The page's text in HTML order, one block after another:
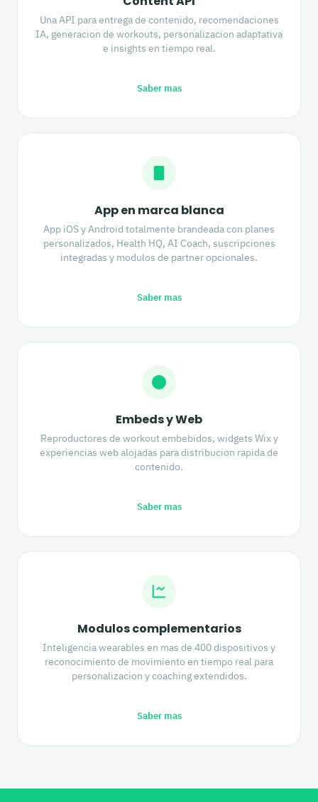
Una API para entrega de contenido, recomendaciones
IA, generacion de workouts, personalizacion adaptativa
e insights en tiempo real.
Saber mas
App en marca blanca
App iOS y Android totalmente brandeada con planes
personalizados, Health HQ, AI Coach, suscripciones
integradas y modulos de partner opcionales.
Saber mas
Embeds y Web
Reproductores de workout embebidos, widgets Wix y
experiencias web alojadas para distribucion rapida de
contenido.
Saber mas
Modulos complementarios
Inteligencia wearables en mas de 400 dispositivos y
reconocimiento de movimiento en tiempo real para
personalizacion y coaching extendidos.
Saber mas